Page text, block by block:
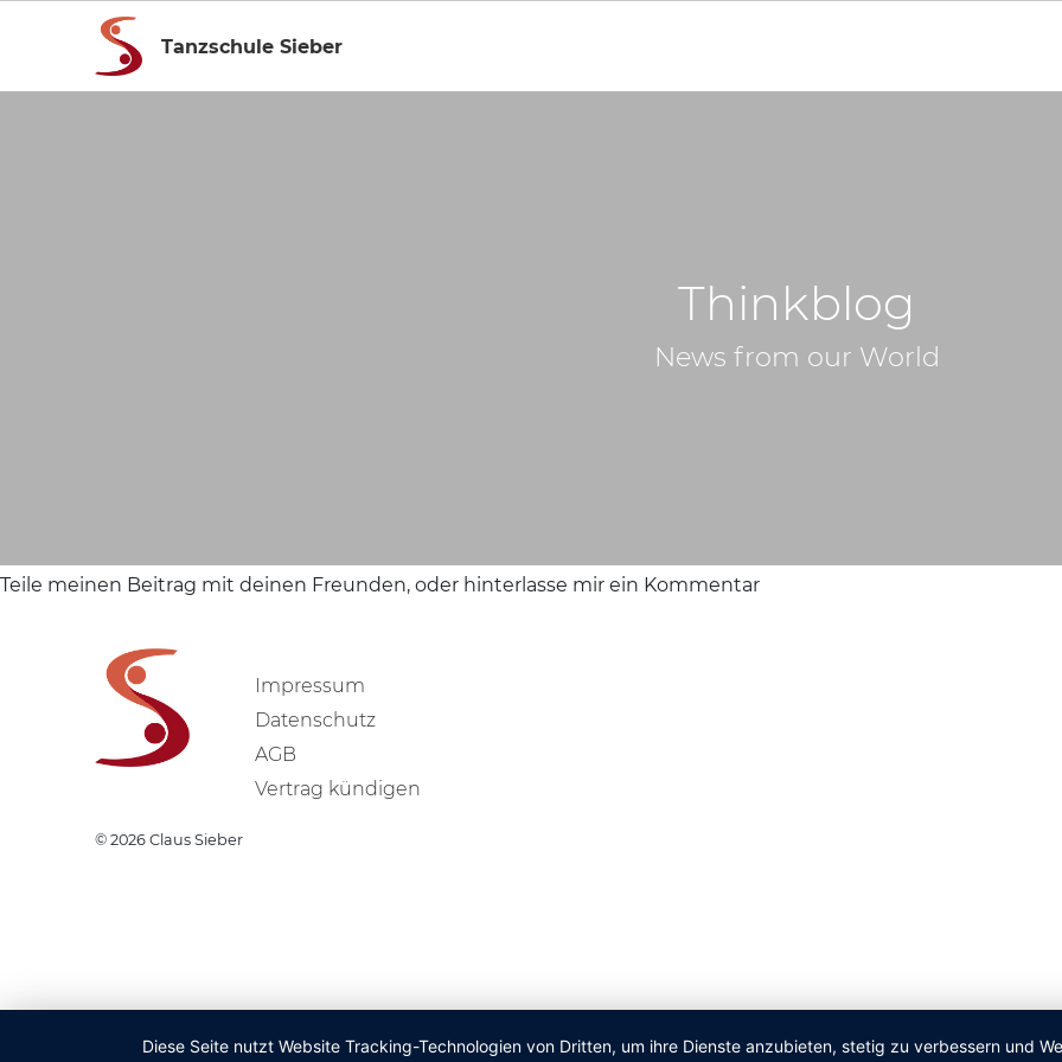
Tanzschule Sieber
Thinkblog
News from our World
Teile meinen Beitrag mit deinen Freunden, oder hinterlasse mir ein Kommentar
Impressum
Datenschutz
AGB
Vertrag kündigen
© 2026 Claus Sieber
Diese Seite nutzt Website Tracking-Technologien von Dritten, um ihre Dienste anzubieten, stetig zu verbessern und